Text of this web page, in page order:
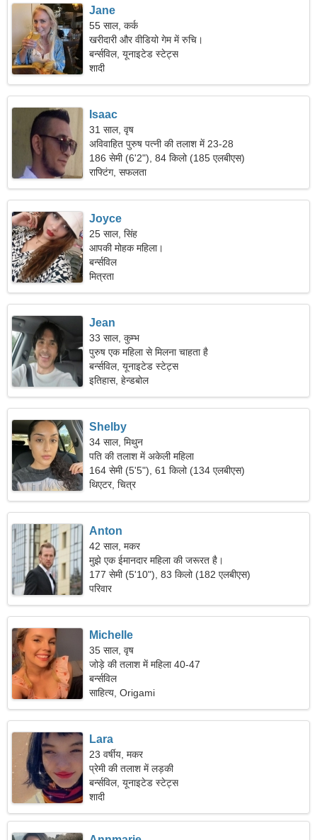
Jane
55 साल, कर्क
खरीदारी और वीडियो गेम में रुचि।
बर्न्सविल, यूनाइटेड स्टेट्स
शादी
Isaac
31 साल, वृष
अविवाहित पुरुष पत्नी की तलाश में 23-28
186 सेमी (6'2"), 84 किलो (185 एलबीएस)
राफ्टिंग, सफलता
Joyce
25 साल, सिंह
आपकी मोहक महिला।
बर्न्सविल
मित्रता
Jean
33 साल, कुम्भ
पुरुष एक महिला से मिलना चाहता है
बर्न्सविल, यूनाइटेड स्टेट्स
इतिहास, हेन्डबोल
Shelby
34 साल, मिथुन
पति की तलाश में अकेली महिला
164 सेमी (5'5"), 61 किलो (134 एलबीएस)
थिएटर, चित्र
Anton
42 साल, मकर
मुझे एक ईमानदार महिला की जरूरत है।
177 सेमी (5'10"), 83 किलो (182 एलबीएस)
परिवार
Michelle
35 साल, वृष
जोड़े की तलाश में महिला 40-47
बर्न्सविल
साहित्य, Origami
Lara
23 वर्षीय, मकर
प्रेमी की तलाश में लड़की
बर्न्सविल, यूनाइटेड स्टेट्स
शादी